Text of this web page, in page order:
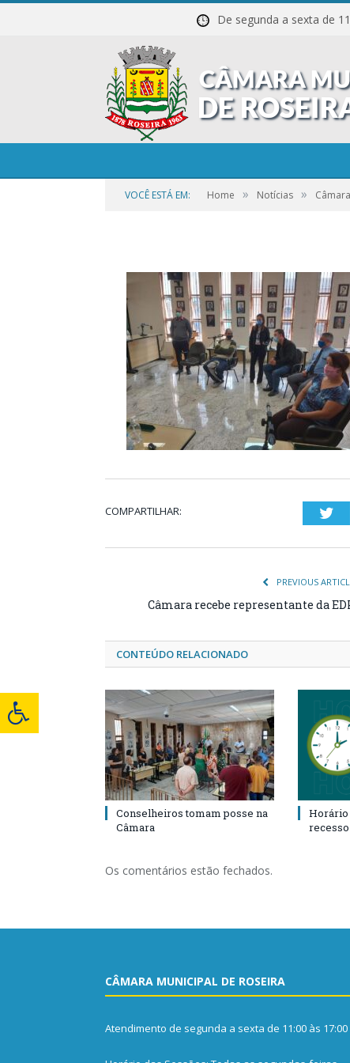
De segunda a sexta
VOCÊ ESTÁ EM: Home » Notícias »
COMPARTILHAR:
PREVIOUS
Câmara recebe representante da
CONTEÚDO RELACIONADO
Conselheiros tomam posse na
Câmara
Horário
recesso
Os comentários estão fechados.
CÂMARA MUNICIPAL DE ROSEIRA
Atendimento de segunda a sexta de 11:00 às 17:00